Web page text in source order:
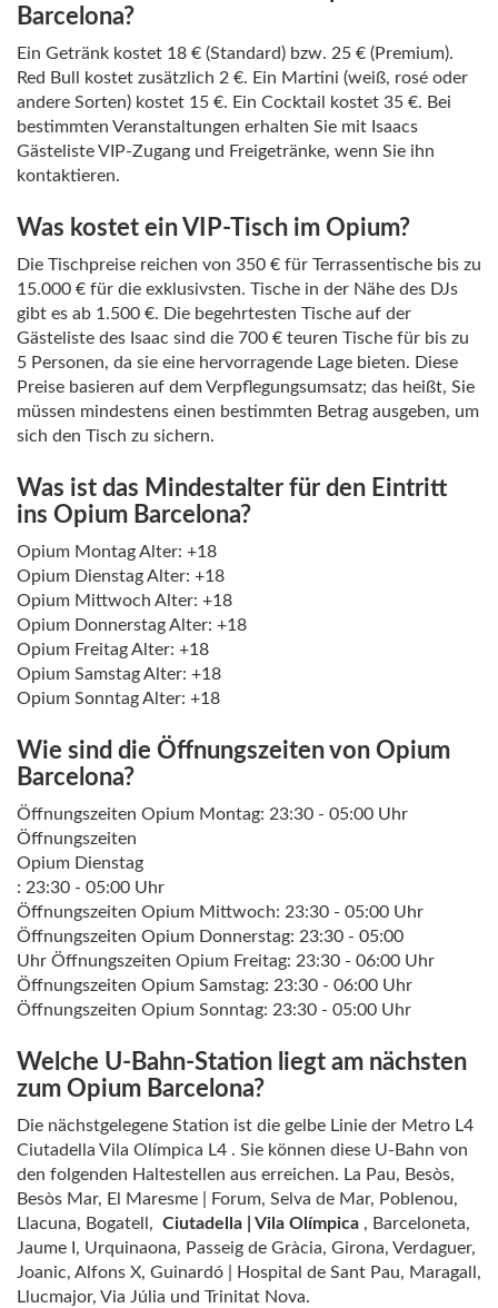
Barcelona?
Ein Getränk kostet 18 € (Standard) bzw. 25 € (Premium).
Red Bull kostet zusätzlich 2 €. Ein Martini (weiß, rosé oder
andere Sorten) kostet 15 €. Ein Cocktail kostet 35 €. Bei
bestimmten Veranstaltungen erhalten Sie mit Isaacs
Gästeliste VIP-Zugang und Freigetränke, wenn Sie ihn
kontaktieren.
Was kostet ein VIP-Tisch im Opium?
Die Tischpreise reichen von 350 € für Terrassentische bis zu
15.000 € für die exklusivsten. Tische in der Nähe des DJs
gibt es ab 1.500 €. Die begehrtesten Tische auf der
Gästeliste des Isaac sind die 700 € teuren Tische für bis zu
5 Personen, da sie eine hervorragende Lage bieten. Diese
Preise basieren auf dem Verpflegungsumsatz; das heißt, Sie
müssen mindestens einen bestimmten Betrag ausgeben, um
sich den Tisch zu sichern.
Was ist das Mindestalter für den Eintritt
ins Opium Barcelona?
Opium Montag Alter: +18
Opium Dienstag Alter: +18
Opium Mittwoch Alter: +18
Opium Donnerstag Alter: +18
Opium Freitag Alter: +18
Opium Samstag Alter: +18
Opium Sonntag Alter: +18
Wie sind die Öffnungszeiten von Opium
Barcelona?
Öffnungszeiten Opium Montag: 23:30 - 05:00 Uhr
Öffnungszeiten
Opium Dienstag
: 23:30 - 05:00 Uhr
Öffnungszeiten Opium Mittwoch: 23:30 - 05:00 Uhr
Öffnungszeiten Opium Donnerstag: 23:30 - 05:00
Uhr Öffnungszeiten Opium Freitag: 23:30 - 06:00 Uhr
Öffnungszeiten Opium Samstag: 23:30 - 06:00 Uhr
Öffnungszeiten Opium Sonntag: 23:30 - 05:00 Uhr
Welche U-Bahn-Station liegt am nächsten
zum Opium Barcelona?
Die nächstgelegene Station ist die gelbe Linie der Metro L4
Ciutadella Vila Olímpica L4 . Sie können diese U-Bahn von
den folgenden Haltestellen aus erreichen. La Pau, Besòs,
Besòs Mar, El Maresme | Forum, Selva de Mar, Poblenou,
Llacuna, Bogatell, Ciutadella | Vila Olímpica , Barceloneta,
Jaume I, Urquinaona, Passeig de Gràcia, Girona, Verdaguer,
Joanic, Alfons X, Guinardó | Hospital de Sant Pau, Maragall,
Llucmajor, Via Júlia und Trinitat Nova.